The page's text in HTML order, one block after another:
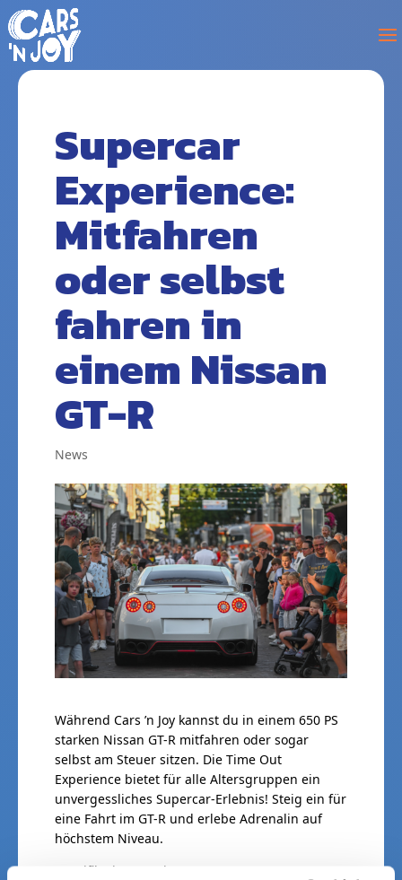
Supercar
Experience:
Mitfahren
oder selbst
fahren in
einem Nissan
GT-R
News
Während Cars ’n Joy kannst du in einem 650 PS
starken Nissan GT-R mitfahren oder sogar
selbst am Steuer sitzen. Die Time Out
Experience bietet für alle Altersgruppen ein
unvergessliches Supercar-Erlebnis! Steig ein für
eine Fahrt im GT-R und erlebe Adrenalin auf
höchstem Niveau.
Spezifikationen: Nissan GT-R